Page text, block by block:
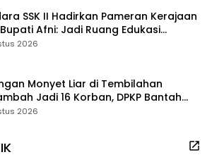
SSK II Hadirkan Pameran Kerajaan
Bupati Afni: Jadi Ruang Edukasi
Riau
2026
Monyet Liar di Tembilahan
Jadi 16 Korban, DPKP Bantah
Gerombolan Viral
2026